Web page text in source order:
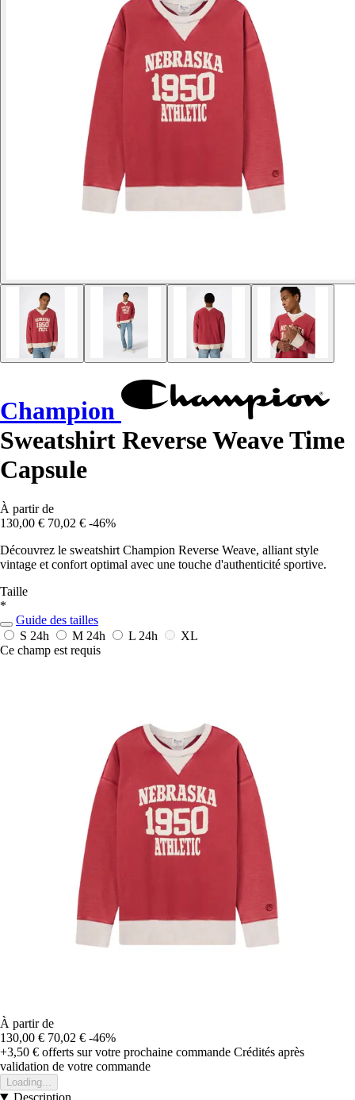
Champion
Sweatshirt Reverse Weave Time
Capsule
À partir de
130,00 € 70,02 € -46%
Découvrez le sweatshirt Champion Reverse Weave, alliant style
vintage et confort optimal avec une touche d'authenticité sportive.
Taille
*
Guide des tailles
S 24h M 24h L 24h
XL
Ce champ est requis
À partir de
130,00 € 70,02 € -46%
+3,50 € offerts sur votre prochaine commande Crédités après
validation de votre commande
Loading...
Description